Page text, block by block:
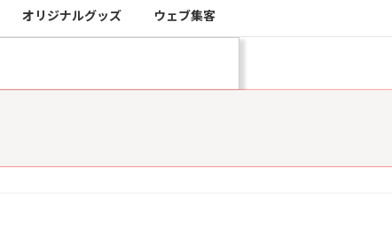
オリジナルグッズ ウェブ集客